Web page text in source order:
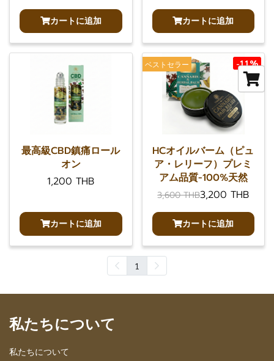
カートに追加 カートに追加
最高級CBD鎮痛ロール
オン
1,200 THB
カートに追加
ベストセラー -11%
HCオイルバーム（ピュ
ア・レリーフ）プレミ
アム品質-100%天然
3,600 THB3,200 THB
カートに追加
1
私たちについて
私たちについて